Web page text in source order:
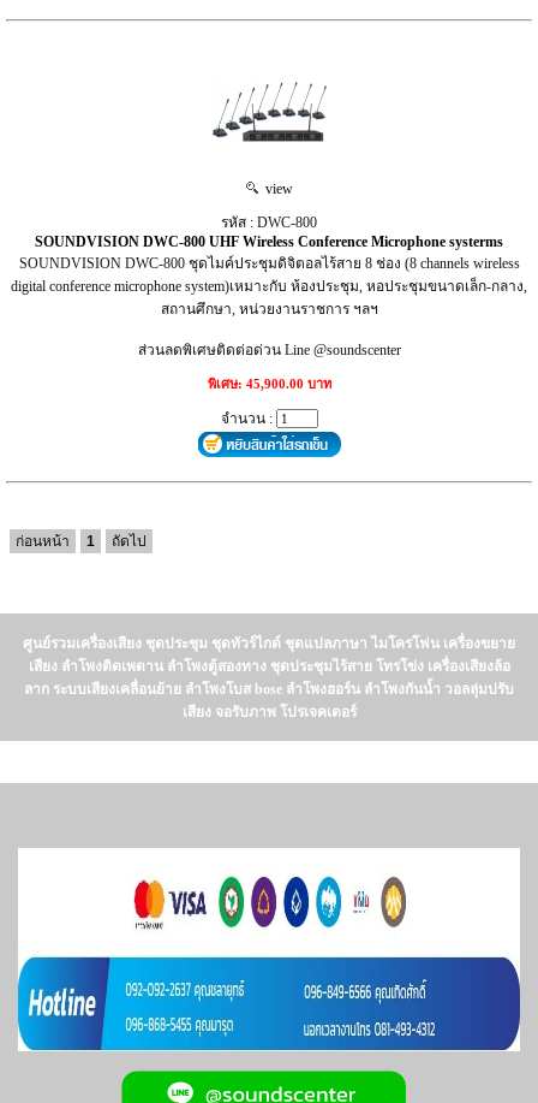
view
รหัส : DWC-800
SOUNDVISION DWC-800 UHF Wireless Conference Microphone systerms
SOUNDVISION DWC-800 ชุดไมค์ประชุมดิจิตอลไร้สาย 8 ช่อง (8 channels wireless
digital conference microphone system)เหมาะกับ ห้องประชุม, หอประชุมขนาดเล็ก-กลาง,
สถานศึกษา, หน่วยงานราชการ ฯลฯ
ส่วนลดพิเศษติดต่อด่วน Line @soundscenter
พิเศษ: 45,900.00 บาท
จำนวน :
ก่อนหน้า 1 ถัดไป
ศูนย์รวมเครื่องเสียง ชุดประชุม ชุดทัวร์ไกด์ ชุดแปลภาษา ไมโครโฟน เครื่องขยาย
เสียง ลำโพงติดเพดาน ลำโพงตู้สองทาง ชุดประชุมไร้สาย โทรโข่ง เครื่องเสียงล้อ
ลาก ระบบเสียงเคลื่อนย้าย ลำโพงโบส bose ลำโพงฮอร์น ลำโพงกันน้ำ วอลลุ่มปรับ
เสียง จอรับภาพ โปรเจคเตอร์